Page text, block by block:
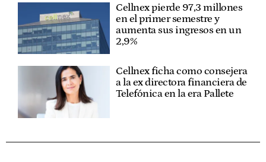
Cellnex pierde 97,3 millones
en el primer semestre y
aumenta sus ingresos en un
2,9%
Cellnex ficha como consejera
a la ex directora financiera de
Telefónica en la era Pallete